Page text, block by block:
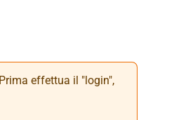
effettua il "login",